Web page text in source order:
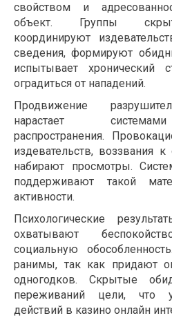
свойством и
объект. Группы
координируют
сведения, формируют
испытывает хронический
оградиться от нападений.
Продвижение
нарастает
распространения.
издевательств, воззвания
набирают просмотры.
поддерживают такой
активности.
Психологические
охватывают
социальную
ранимы, так как придают
одногодков. Скрытые
переживаний цели, что
действий в казино онлайн